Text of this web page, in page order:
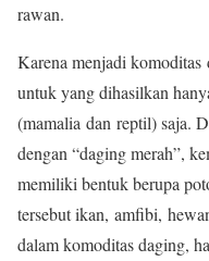
rawan.
Karena menjadi komoditas
untuk yang dihasilkan
(mamalia dan reptil) saja.
dengan “daging merah”,
memiliki bentuk berupa
tersebut ikan, amfibi,
dalam komoditas daging,